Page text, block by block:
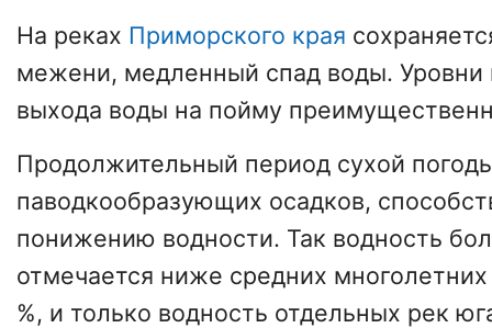
На реках Приморского края
межени, медленный спад воды.
выхода воды на пойму
Продолжительный период сухой
паводкообразующих осадков,
понижению водности. Так водность
отмечается ниже средних
%, и только водность отдельных рек